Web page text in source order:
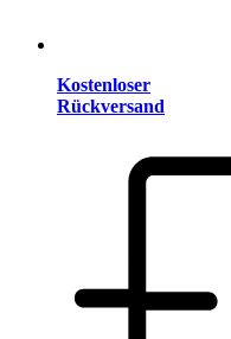
Kostenloser
Rückversand